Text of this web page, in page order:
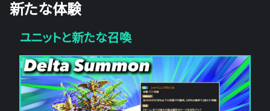
新たな体験
ユニットと新たな召喚